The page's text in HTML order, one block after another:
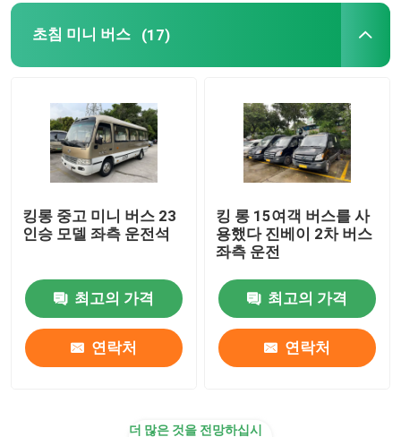
초침 미니 버스 (17)
킹롱 중고 미니 버스 23
인승 모델 좌측 운전석
최고의 가격
연락처
킹 롱 15여객 버스를 사
용했다 진베이 2차 버스
좌측 운전
최고의 가격
연락처
더 많은 것을 전망하십시